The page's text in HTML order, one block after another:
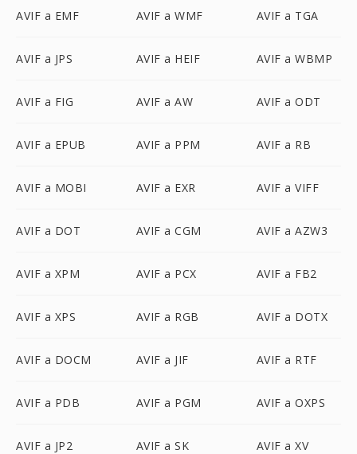
AVIF a EMF AVIF a WMF AVIF a TGA
AVIF a JPS AVIF a HEIF AVIF a WBMP
AVIF a FIG AVIF a AW AVIF a ODT
AVIF a EPUB AVIF a PPM AVIF a RB
AVIF a MOBI AVIF a EXR AVIF a VIFF
AVIF a DOT AVIF a CGM AVIF a AZW3
AVIF a XPM AVIF a PCX AVIF a FB2
AVIF a XPS AVIF a RGB AVIF a DOTX
AVIF a DOCM AVIF a JIF AVIF a RTF
AVIF a PDB AVIF a PGM AVIF a OXPS
AVIF a JP2 AVIF a SK AVIF a XV